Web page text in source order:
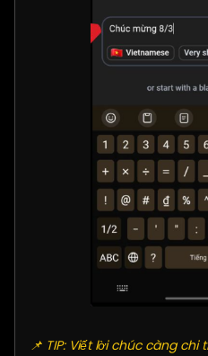
📌 TIP: Viết lời chúc càng